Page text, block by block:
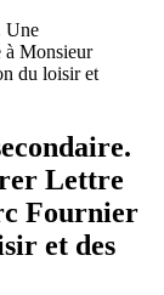
Lettre
Fournier
et des